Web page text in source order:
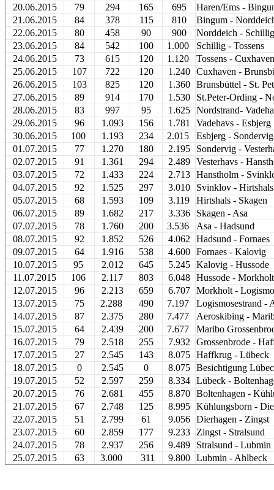
20.06.2015
79 294 165 695
Haren/Ems -
21.06.2015
84 378 115 810
Bingum -
22.06.2015
80 458 90 900
Norddeich - Schillig
23.06.2015
84 542 100 1.000
Schillig - Tossens
24.06.2015
73 615 120 1.120
Tossens - Cuxhaven
25.06.2015
107 722 120 1.240
Cuxhaven -
26.06.2015
103 825 120 1.360
Brunsbüttel - St.
27.06.2015
89 914 170 1.530
St.Peter-Ording -
28.06.2015
83 997 95 1.625
Nordstrand-
29.06.2015
96 1.093 156 1.781
Vadehavs - Esbjerg
30.06.2015
100 1.193 234 2.015
Esbjerg - Sondervig
01.07.2015
77 1.270 180 2.195
Sondervig -
02.07.2015
91 1.361 294 2.489
Vesterhavs -
03.07.2015
72 1.433 224 2.713
Hanstholm -
04.07.2015
92 1.525 297 3.010
Svinklov - Hirtshals
05.07.2015
68 1.593 109 3.119
Hirtshals - Skagen
06.07.2015
89 1.682 217 3.336
Skagen - Asa
07.07.2015
78 1.760 200 3.536
Asa - Hadsund
08.07.2015
92 1.852 526 4.062
Hadsund - Fornaes
09.07.2015
64 1.916 538 4.600
Fornaes - Kalovig
10.07.2015
95 2.012 645 5.245
Kalovig - Hussode
11.07.2015
106 2.117 803 6.048
Hussode - Morkholt
12.07.2015
96 2.213 659 6.707
Morkholt -
13.07.2015
75 2.288 490 7.197
Logismosestrand -
14.07.2015
87 2.375 280 7.477
Aeroskibing -
15.07.2015
64 2.439 200 7.677
Maribo
16.07.2015
79 2.518 255 7.932
Grossenbrode -
17.07.2015
27 2.545 143 8.075
Haffkrug - Lübeck
18.07.2015
0 2.545 0 8.075
Besichtigung
19.07.2015
52 2.597 259 8.334
Lübeck -
20.07.2015
76 2.681 455 8.870
Boltenhagen -
21.07.2015
67 2.748 125 8.995
Kühlungsborn -
22.07.2015
51 2.799 61 9.056
Dierhagen - Zingst
23.07.2015
60 2.859 177 9.233
Zingst - Stralsund
24.07.2015
78 2.937 256 9.489
Stralsund - Lubmin
25.07.2015
63 3.000 311 9.800 Lubmin - Ahlbeck